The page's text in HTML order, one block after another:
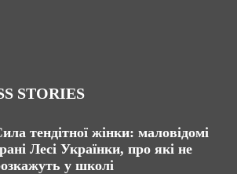
STORIES
тендітної жінки: маловідомі
Лесі Українки, про які не
у школі